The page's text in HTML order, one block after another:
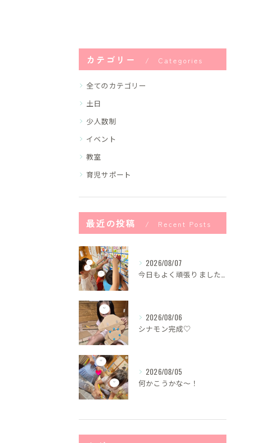
カテゴリー Categories
全てのカテゴリー
土日
少人数制
イベント
教室
育児サポート
最近の投稿 Recent Posts
2026/08/07
今日もよく頑張りました！
2026/08/06
シナモン完成♡
2026/08/05
何かこうかな〜！